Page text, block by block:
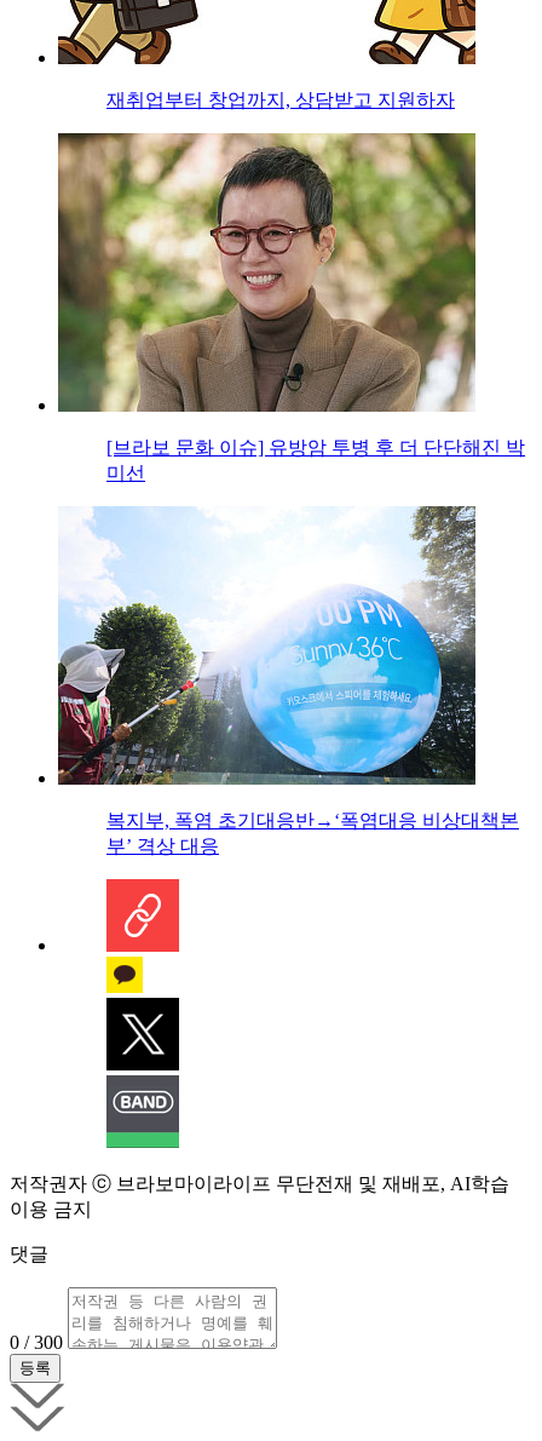
재취업부터 창업까지, 상담받고 지원하자
[브라보 문화 이슈] 유방암 투병 후 더 단단해진 박
미선
복지부, 폭염 초기대응반→‘폭염대응 비상대책본
부’ 격상 대응
저작권자 ⓒ 브라보마이라이프 무단전재 및 재배포, AI학습
이용 금지
댓글
0 / 300